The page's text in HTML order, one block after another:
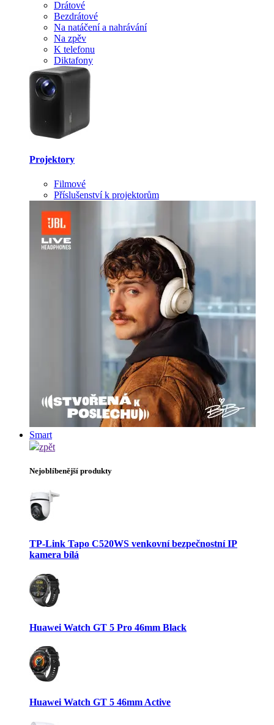
Drátové
Bezdrátové
Na natáčení a nahrávání
Na zpěv
K telefonu
Diktafony
Projektory
Filmové
Příslušenství k projektorům
Smart
zpět
Nejoblíbenější produkty
TP-Link Tapo C520WS venkovní bezpečnostní IP
kamera bílá
Huawei Watch GT 5 Pro 46mm Black
Huawei Watch GT 5 46mm Active